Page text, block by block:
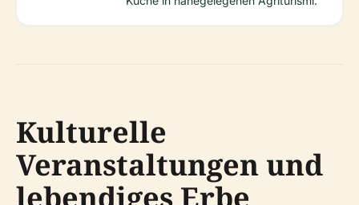
Kulturelle
Veranstaltungen und